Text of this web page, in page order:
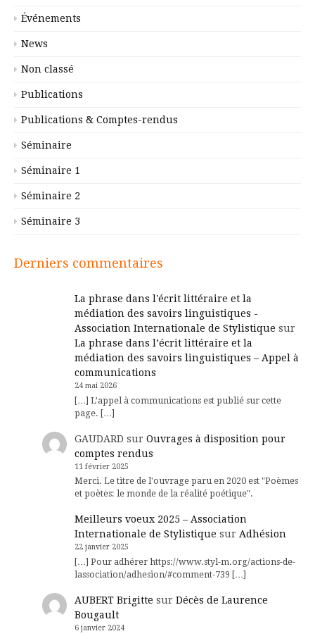
Événements
News
Non classé
Publications
Publications & Comptes-rendus
Séminaire
Séminaire 1
Séminaire 2
Séminaire 3
Derniers commentaires
La phrase dans l'écrit littéraire et la
médiation des savoirs linguistiques -
Association Internationale de Stylistique sur
La phrase dans l’écrit littéraire et la
médiation des savoirs linguistiques – Appel à
communications
24 mai 2026
[…] L’appel à communications est publié sur cette
page. […]
GAUDARD sur Ouvrages à disposition pour
comptes rendus
11 février 2025
Merci. Le titre de l'ouvrage paru en 2020 est "Poèmes
et poètes: le monde de la réalité poétique".
Meilleurs voeux 2025 – Association
Internationale de Stylistique sur Adhésion
22 janvier 2025
[…] Pour adhérer https://www.styl-m.org/actions-de-
lassociation/adhesion/#comment-739 […]
AUBERT Brigitte sur Décès de Laurence
Bougault
6 janvier 2024